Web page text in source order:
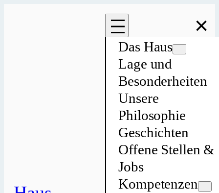
×
Das Haus
Lage und
Besonderheiten
Unsere
Philosophie
Geschichten
Offene Stellen &
Jobs
Kompetenzen